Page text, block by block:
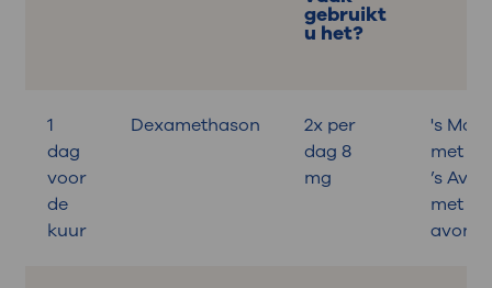
gebruikt
u het?
1
dag
voor
de
kuur
Dexamethason
2x per
dag 8
mg
's
met
’s
met